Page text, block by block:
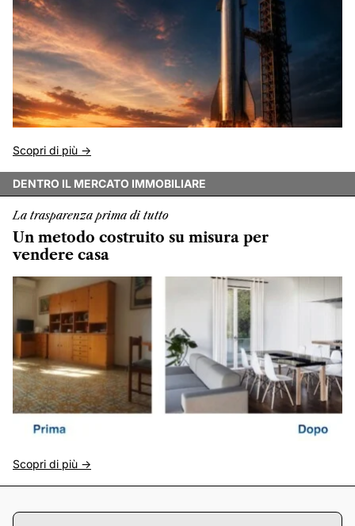
Scopri di più ->
DENTRO IL MERCATO IMMOBILIARE
La trasparenza prima di tutto
Un metodo costruito su misura per
vendere casa
Scopri di più ->